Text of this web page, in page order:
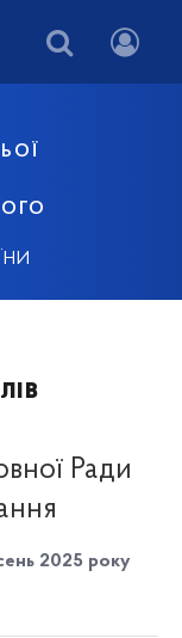
Ради
2025 року